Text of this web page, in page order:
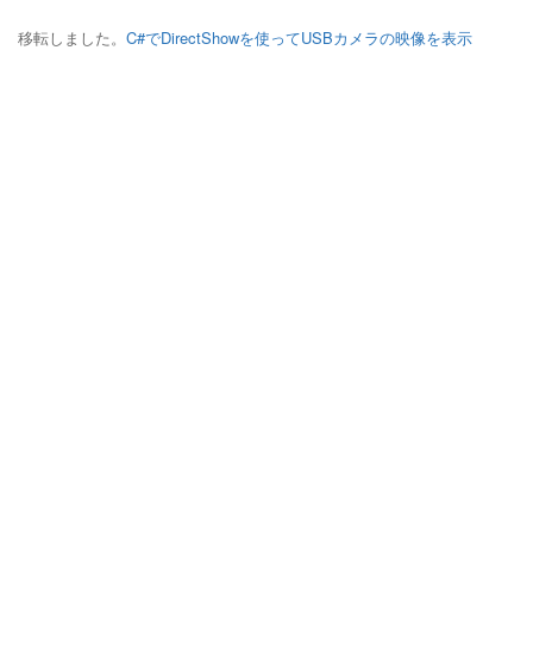
移転しました。 C#でDirectShowを使ってUSBカメラの映像を表示